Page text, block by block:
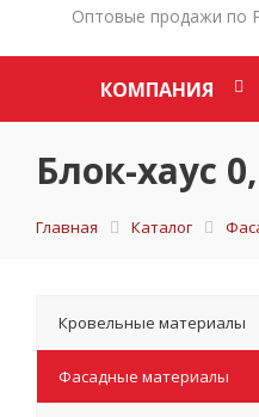
Оптовые продажи по
КОМПАНИЯ
Блок-хаус
Главная Каталог
Кровельные материалы
Фасадные материалы